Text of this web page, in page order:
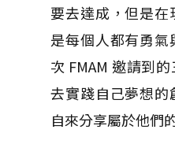
要去達成，但是
是每個人都有勇
次 FMAM 邀請到
去實踐自己夢想
自來分享屬於他們